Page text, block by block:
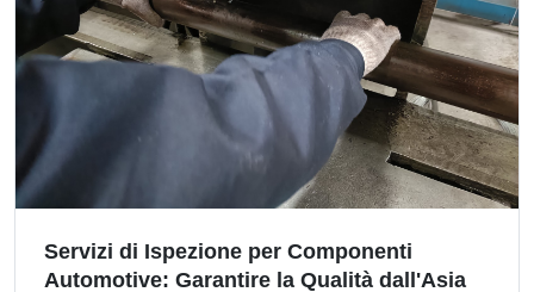
Servizi di Ispezione per Componenti
Automotive: Garantire la Qualità dall'Asia